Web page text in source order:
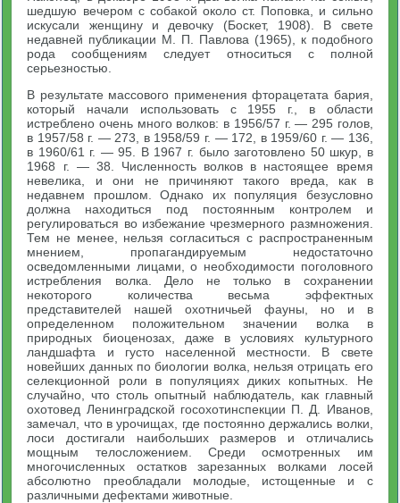
шедшую вечером с собакой около ст. Поповка, и сильно
искусали женщину и девочку (Боскет, 1908). В свете
недавней публикации М. П. Павлова (1965), к подобного
рода сообщениям следует относиться с полной
серьезностью.
В результате массового применения фторацетата бария,
который начали использовать с 1955 г., в области
истреблено очень много волков: в 1956/57 г. — 295 голов,
в 1957/58 г. — 273, в 1958/59 г. — 172, в 1959/60 г. — 136,
в 1960/61 г. — 95. В 1967 г. было заготовлено 50 шкур, в
1968 г. — 38. Численность волков в настоящее время
невелика, и они не причиняют такого вреда, как в
недавнем прошлом. Однако их популяция безусловно
должна находиться под постоянным контролем и
регулироваться во избежание чрезмерного размножения.
Тем не менее, нельзя согласиться с распространенным
мнением, пропагандируемым недостаточно
осведомленными лицами, о необходимости поголовного
истребления волка. Дело не только в сохранении
некоторого количества весьма эффектных
представителей нашей охотничьей фауны, но и в
определенном положительном значении волка в
природных биоценозах, даже в условиях культурного
ландшафта и густо населенной местности. В свете
новейших данных по биологии волка, нельзя отрицать его
селекционной роли в популяциях диких копытных. Не
случайно, что столь опытный наблюдатель, как главный
охотовед Ленинградской госохотинспекции П. Д. Иванов,
замечал, что в урочищах, где постоянно держались волки,
лоси достигали наибольших размеров и отличались
мощным телосложением. Среди осмотренных им
многочисленных остатков зарезанных волками лосей
абсолютно преобладали молодые, истощенные и с
различными дефектами животные.